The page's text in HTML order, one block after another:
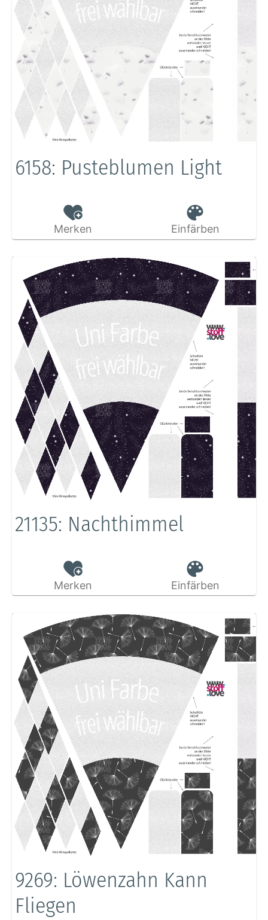
6158: Pusteblumen Light
Merken Einfärben
21135: Nachthimmel
Merken Einfärben
9269: Löwenzahn Kann
Fliegen